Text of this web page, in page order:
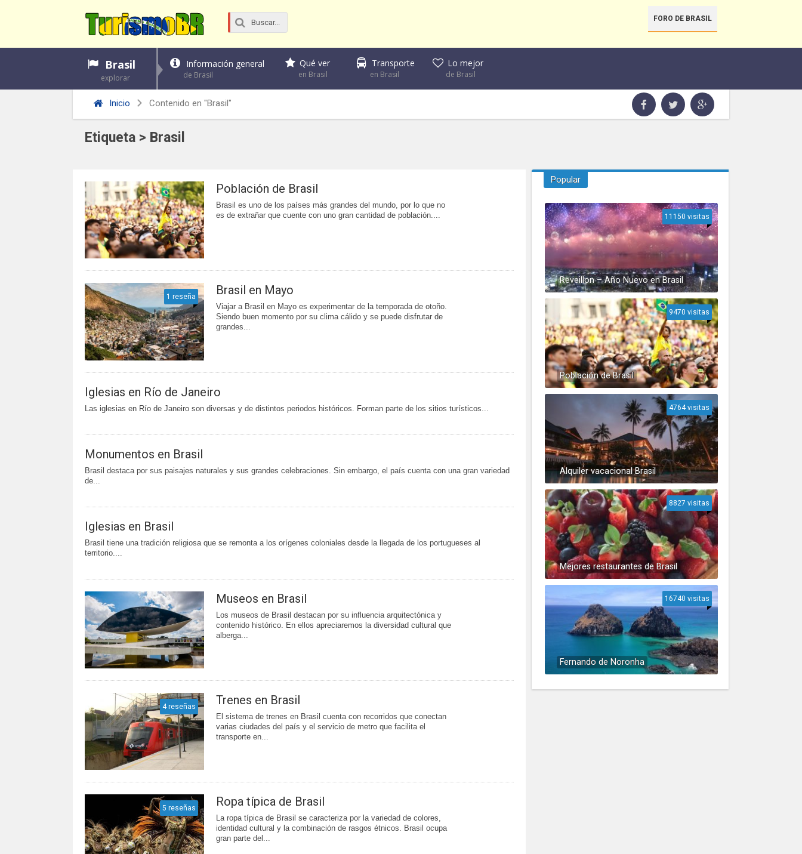
FORO DE BRASIL
Brasil
explorar
Información general
de Brasil
Qué ver
en Brasil
Transporte
en Brasil
Lo mejor
de Brasil
Inicio Contenido en "Brasil"
Etiqueta > Brasil
Población de Brasil
Brasil es uno de los países más grandes del mundo, por lo que no
es de extrañar que cuente con uno gran cantidad de población....
1 reseña Brasil en Mayo
Viajar a Brasil en Mayo es experimentar de la temporada de otoño.
Siendo buen momento por su clima cálido y se puede disfrutar de
grandes...
Iglesias en Río de Janeiro
Las iglesias en Río de Janeiro son diversas y de distintos periodos históricos. Forman parte de los sitios turísticos...
Monumentos en Brasil
Brasil destaca por sus paisajes naturales y sus grandes celebraciones. Sin embargo, el país cuenta con una gran variedad
de...
Iglesias en Brasil
Brasil tiene una tradición religiosa que se remonta a los orígenes coloniales desde la llegada de los portugueses al
territorio....
Museos en Brasil
Los museos de Brasil destacan por su influencia arquitectónica y
contenido histórico. En ellos apreciaremos la diversidad cultural que
alberga...
4 reseñas Trenes en Brasil
El sistema de trenes en Brasil cuenta con recorridos que conectan
varias ciudades del país y el servicio de metro que facilita el
transporte en...
5 reseñas Ropa típica de Brasil
La ropa típica de Brasil se caracteriza por la variedad de colores,
identidad cultural y la combinación de rasgos étnicos. Brasil ocupa
gran parte del...
Popular
Reveillon – Año Nuevo en Brasil
11150 visitas
Población de Brasil
9470 visitas
Alquiler vacacional Brasil
4764 visitas
Mejores restaurantes de Brasil
8827 visitas
Fernando de Noronha
16740 visitas